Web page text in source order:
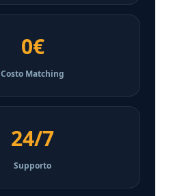
0€
Costo Matching
24/7
Supporto